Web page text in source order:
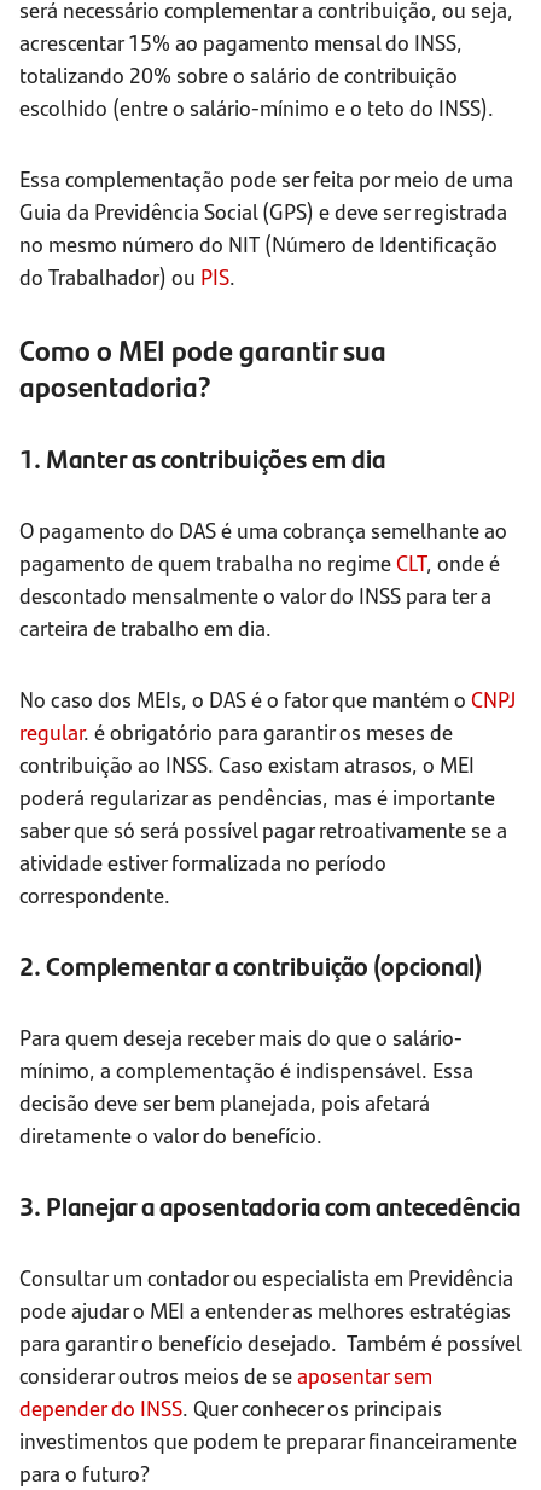
será necessário complementar a contribuição, ou seja,
acrescentar 15% ao pagamento mensal do INSS,
totalizando 20% sobre o salário de contribuição
escolhido (entre o salário-mínimo e o teto do INSS).
Essa complementação pode ser feita por meio de uma
Guia da Previdência Social (GPS) e deve ser registrada
no mesmo número do NIT (Número de Identificação
do Trabalhador) ou PIS.
Como o MEI pode garantir sua
aposentadoria?
1. Manter as contribuições em dia
O pagamento do DAS é uma cobrança semelhante ao
pagamento de quem trabalha no regimeCLT, onde é
descontado mensalmente o valor do INSS para ter a
carteira de trabalho em dia.
No caso dos MEIs, o DAS é o fator que mantém o CNPJ
regular. é obrigatório para garantir os meses de
contribuição ao INSS. Caso existam atrasos, o MEI
poderá regularizar as pendências, mas é importante
saber que só será possível pagar retroativamente se a
atividade estiver formalizada no período
correspondente.
2. Complementar a contribuição (opcional)
Para quem deseja receber mais do que o salário-
mínimo, a complementação é indispensável. Essa
decisão deve ser bem planejada, pois afetará
diretamente o valor do benefício.
3. Planejar a aposentadoria com antecedência
Consultar um contador ou especialista em Previdência
pode ajudar o MEI a entender as melhores estratégias
para garantir o benefício desejado. Também é possível
considerar outros meios de seaposentar sem
depender do INSS. Quer conhecer os principais
investimentos que podem te preparar financeiramente
para o futuro?